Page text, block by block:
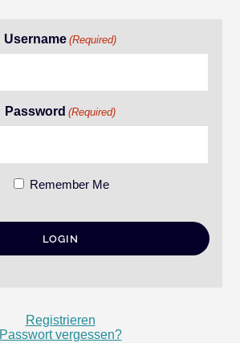
Username (Required)
Password (Required)
Remember Me
Registrieren
Passwort vergessen?